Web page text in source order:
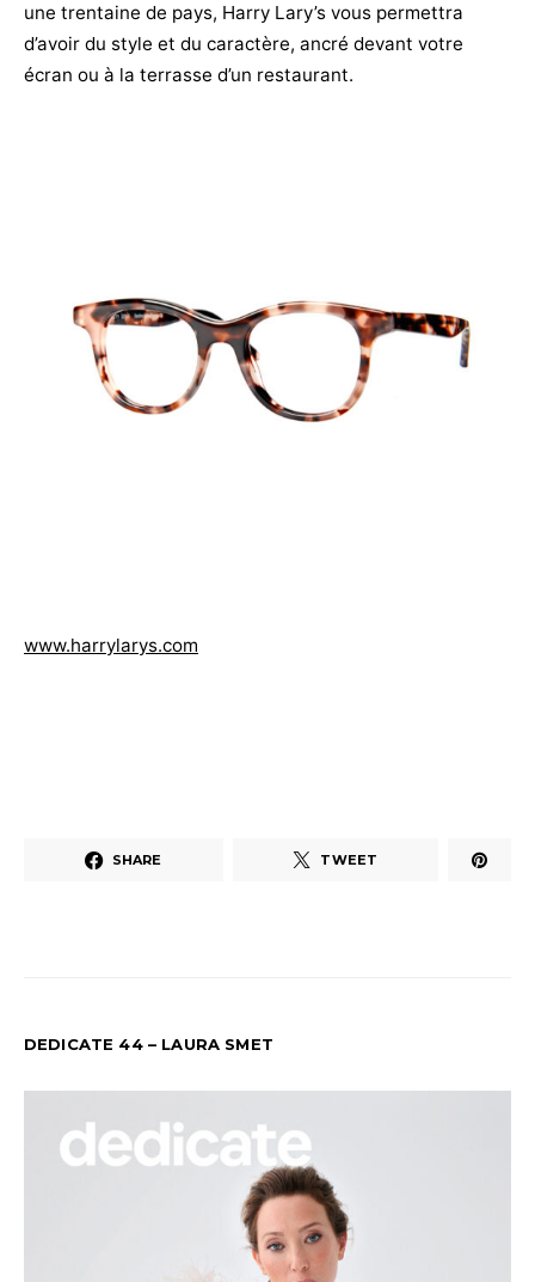
une trentaine de pays, Harry Lary’s vous permettra
d’avoir du style et du caractère, ancré devant votre
écran ou à la terrasse d’un restaurant.
www.harrylarys.com
SHARE TWEET
DEDICATE 44 – LAURA SMET